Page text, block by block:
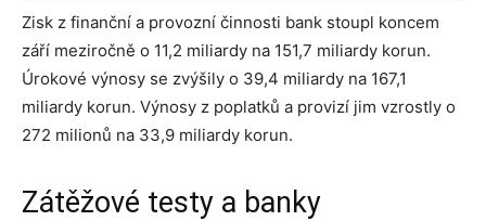
Zisk z finanční a provozní činnosti bank stoupl koncem
září meziročně o 11,2 miliardy na 151,7 miliardy korun.
Úrokové výnosy se zvýšily o 39,4 miliardy na 167,1
miliardy korun. Výnosy z poplatků a provizí jim vzrostly o
272 milionů na 33,9 miliardy korun.
Zátěžové testy a banky